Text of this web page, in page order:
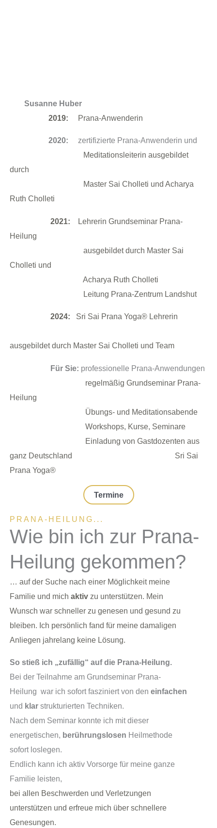
Susanne Huber
2019: Prana-Anwenderin
2020: zertifizierte Prana-Anwenderin und
Meditationsleiterin ausgebildet
durch
Master Sai Cholleti und Acharya
Ruth Cholleti
2021: Lehrerin Grundseminar Prana-
Heilung
ausgebildetdurch Master Sai
Cholleti und
Acharya Ruth Cholleti
Leitung Prana-Zentrum Landshut
2024: Sri Sai Prana Yoga® Lehrerin
ausgebildet durch Master Sai Cholleti und Team
Für Sie: professionelle Prana-Anwendungen
regelmäßig Grundseminar Prana-
Heilung
Übungs- und Meditationsabende
Workshops, Kurse, Seminare
Einladung von Gastdozenten aus
ganz Deutschland Sri Sai
Prana Yoga®
Termine
PRANA-HEILUNG...
Wie bin ich zur Prana-
Heilung gekommen?
… auf der Suche nach einer Möglichkeit meine
Familie und mich aktiv zu unterstützen. Mein
Wunsch war schneller zu genesen und gesund zu
bleiben. Ich persönlich fand für meine damaligen
Anliegen jahrelang keine Lösung.
So stieß ich „zufällig“ auf die Prana-Heilung.
Bei der Teilnahme am Grundseminar Prana-
Heilung war ich sofort fasziniert von den einfachen
und klar strukturierten Techniken.
Nach dem Seminar konnte ich mit dieser
energetischen, berührungslosen Heilmethode
sofort loslegen.
Endlich kann ich aktiv Vorsorge für meine ganze
Familie leisten,
bei allen Beschwerden und Verletzungen
unterstützen und erfreue mich über schnellere
Genesungen.